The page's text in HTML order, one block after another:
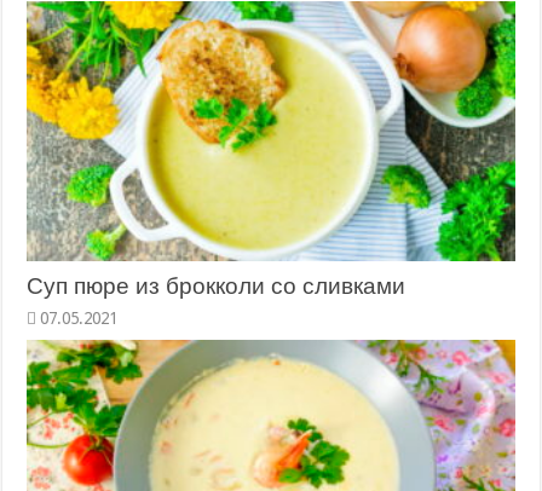
Суп пюре из брокколи со сливками
07.05.2021